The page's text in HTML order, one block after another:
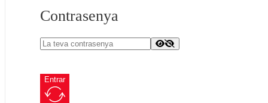
Contrasenya
Entrar